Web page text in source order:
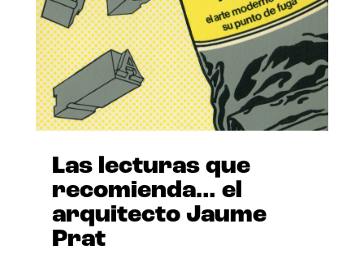
Las lecturas que
recomienda… el
arquitecto Jaume
Prat